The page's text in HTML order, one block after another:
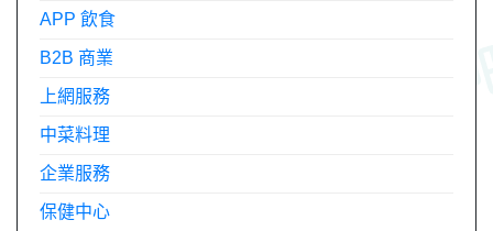
APP 飲食
B2B 商業
上網服務
中菜料理
企業服務
保健中心